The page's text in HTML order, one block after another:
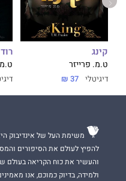
קינג
ט.מ. פרייזר
דיגיטלי 37 ₪
משימת העל של אינדיבוק
להפיץ לעולם את הסיפורים
והעשיר את כוח הקריאה בעולם
ולמידה, בדיוק כמוכם, אנו